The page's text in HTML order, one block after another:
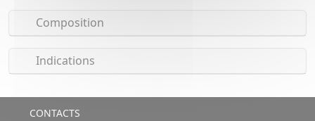
Composition
Indications
CONTACTS